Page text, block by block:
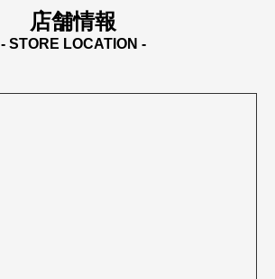
店舗情報
- STORE LOCATION -